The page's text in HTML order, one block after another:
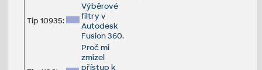
Tip 10935:
Výběrové
filtry v
Autodesk
Fusion 360.
Proč mi
zmizel
přístup k